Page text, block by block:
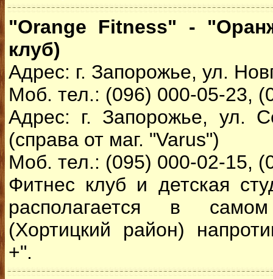
"Orange Fitness" -
клуб)
Адрес: г. Запорожье, ул.
Моб. тел.: (096) 000-05-23,
Адрес: г. Запорожье, ул.
(справа от маг. "Varus")
Моб. тел.: (095) 000-02-15,
Фитнес клуб и детская
располагается в
(Хортицкий район)
+".